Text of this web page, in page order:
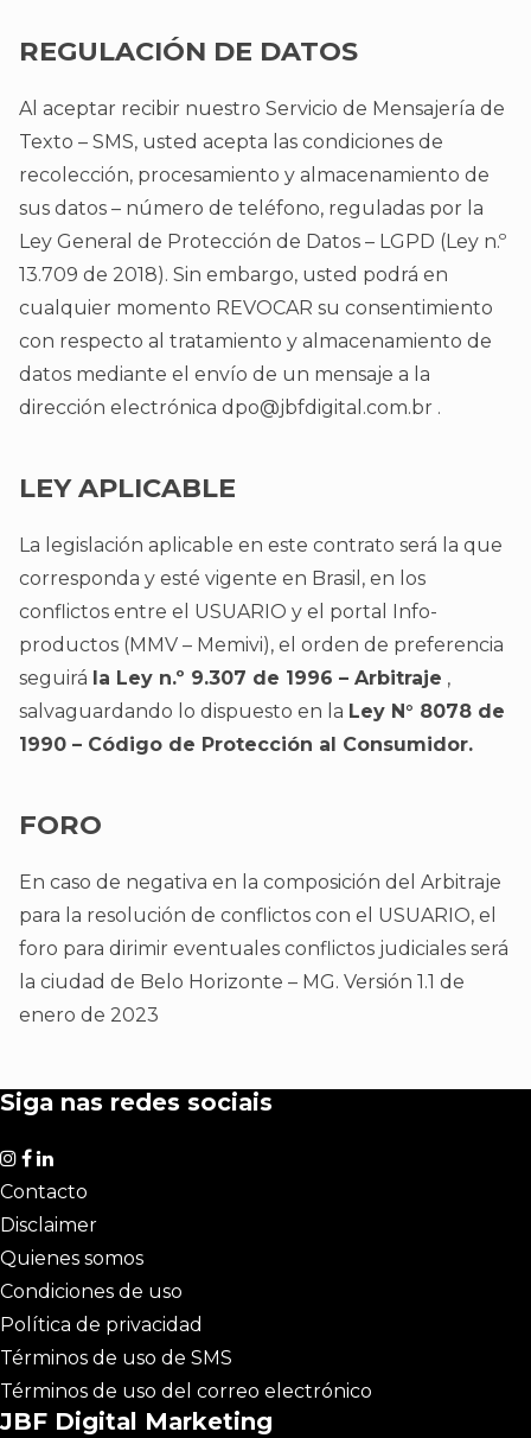
REGULACIÓN DE DATOS
Al aceptar recibir nuestro Servicio de Mensajería de
Texto – SMS, usted acepta las condiciones de
recolección, procesamiento y almacenamiento de
sus datos – número de teléfono, reguladas por la
Ley General de Protección de Datos – LGPD (Ley n.º
13.709 de 2018). Sin embargo, usted podrá en
cualquier momento REVOCAR su consentimiento
con respecto al tratamiento y almacenamiento de
datos mediante el envío de un mensaje a la
dirección electrónica dpo@jbfdigital.com.br .
LEY APLICABLE
La legislación aplicable en este contrato será la que
corresponda y esté vigente en Brasil, en los
conflictos entre el USUARIO y el portal Info-
productos (MMV – Memivi), el orden de preferencia
seguirá la Ley n.º 9.307 de 1996 – Arbitraje ,
salvaguardando lo dispuesto en la Ley N° 8078 de
1990 – Código de Protección al Consumidor.
FORO
En caso de negativa en la composición del Arbitraje
para la resolución de conflictos con el USUARIO, el
foro para dirimir eventuales conflictos judiciales será
la ciudad de Belo Horizonte – MG. Versión 1.1 de
enero de 2023
Siga nas redes sociais
Contacto
Disclaimer
Quienes somos
Condiciones de uso
Política de privacidad
Términos de uso de SMS
Términos de uso del correo electrónico
JBF Digital Marketing